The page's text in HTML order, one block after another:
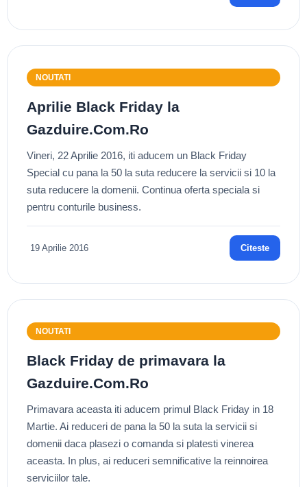
NOUTATI
Aprilie Black Friday la
Gazduire.Com.Ro
Vineri, 22 Aprilie 2016, iti aducem un Black Friday
Special cu pana la 50 la suta reducere la servicii si 10 la
suta reducere la domenii. Continua oferta speciala si
pentru conturile business.
19 Aprilie 2016 Citeste
NOUTATI
Black Friday de primavara la
Gazduire.Com.Ro
Primavara aceasta iti aducem primul Black Friday in 18
Martie. Ai reduceri de pana la 50 la suta la servicii si
domenii daca plasezi o comanda si platesti vinerea
aceasta. In plus, ai reduceri semnificative la reinnoirea
serviciilor tale.